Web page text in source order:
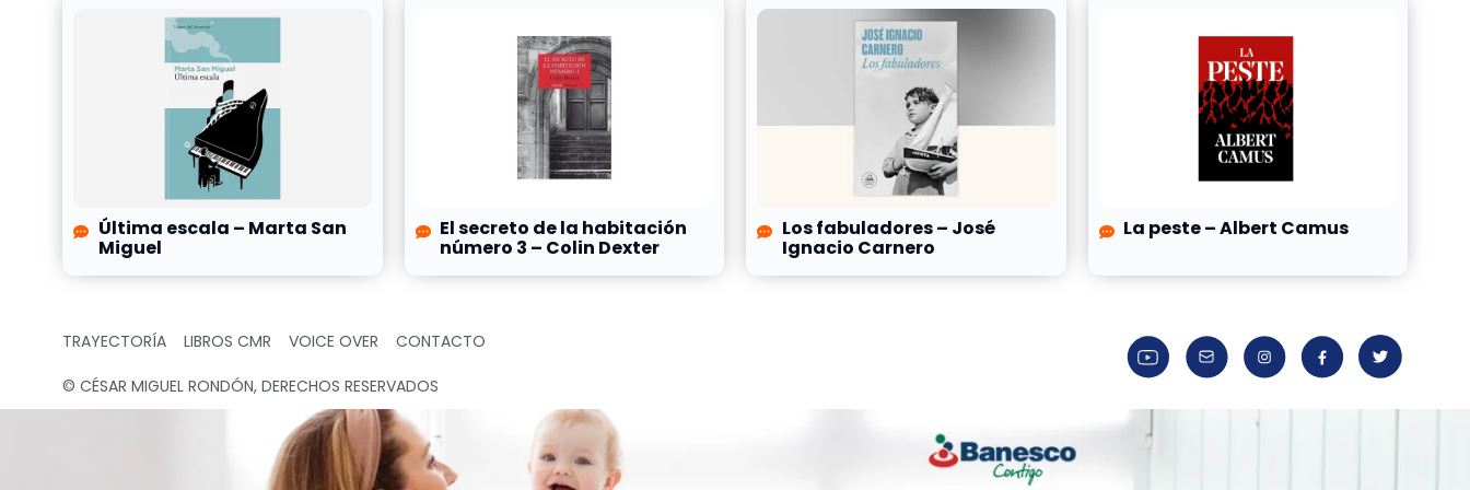
Última escala – Marta San
Miguel
El secreto de la habitación
número 3 – Colin Dexter
Los fabuladores – José
Ignacio Carnero
La peste – Albert Camus
TRAYECTORÍA LIBROS CMR VOICE OVER CONTACTO
© CÉSAR MIGUEL RONDÓN, DERECHOS RESERVADOS